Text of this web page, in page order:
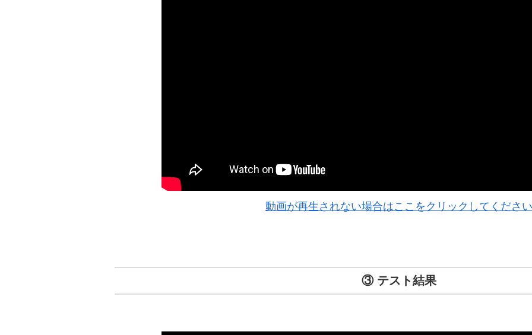
動画が再生されない場合はここをクリックしてください
③ テスト結果